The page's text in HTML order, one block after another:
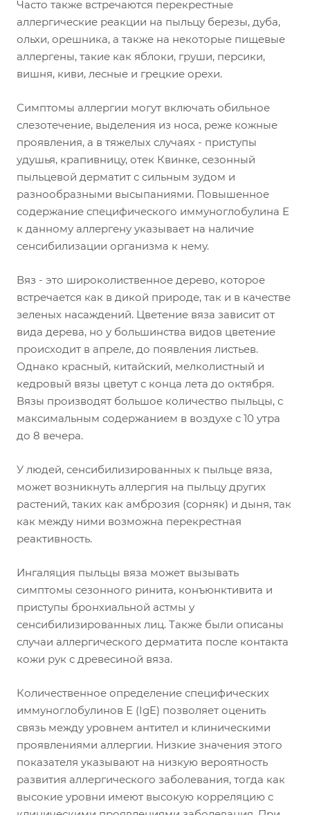
Часто также встречаются перекрестные
аллергические реакции на пыльцу березы, дуба,
ольхи, орешника, а также на некоторые пищевые
аллергены, такие как яблоки, груши, персики,
вишня, киви, лесные и грецкие орехи.
Симптомы аллергии могут включать обильное
слезотечение, выделения из носа, реже кожные
проявления, а в тяжелых случаях - приступы
удушья, крапивницу, отек Квинке, сезонный
пыльцевой дерматит с сильным зудом и
разнообразными высыпаниями. Повышенное
содержание специфического иммуноглобулина Е
к данному аллергену указывает на наличие
сенсибилизации организма к нему.
Вяз - это широколиственное дерево, которое
встречается как в дикой природе, так и в качестве
зеленых насаждений. Цветение вяза зависит от
вида дерева, но у большинства видов цветение
происходит в апреле, до появления листьев.
Однако красный, китайский, мелколистный и
кедровый вязы цветут с конца лета до октября.
Вязы производят большое количество пыльцы, с
максимальным содержанием в воздухе с 10 утра
до 8 вечера.
У людей, сенсибилизированных к пыльце вяза,
может возникнуть аллергия на пыльцу других
растений, таких как амброзия (сорняк) и дыня, так
как между ними возможна перекрестная
реактивность.
Ингаляция пыльцы вяза может вызывать
симптомы сезонного ринита, конъюнктивита и
приступы бронхиальной астмы у
сенсибилизированных лиц. Также были описаны
случаи аллергического дерматита после контакта
кожи рук с древесиной вяза.
Количественное определение специфических
иммуноглобулинов Е (IgE) позволяет оценить
связь между уровнем антител и клиническими
проявлениями аллергии. Низкие значения этого
показателя указывают на низкую вероятность
развития аллергического заболевания, тогда как
высокие уровни имеют высокую корреляцию с